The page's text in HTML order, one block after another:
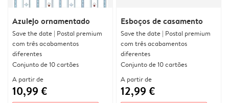
Azulejo ornamentado
Save the date | Postal premium
com três acabamentos
diferentes
Conjunto de 10 cartões
A partir de
10,99 €
Esboços de casamento
Save the date | Postal premium
com três acabamentos
diferentes
Conjunto de 10 cartões
A partir de
12,99 €